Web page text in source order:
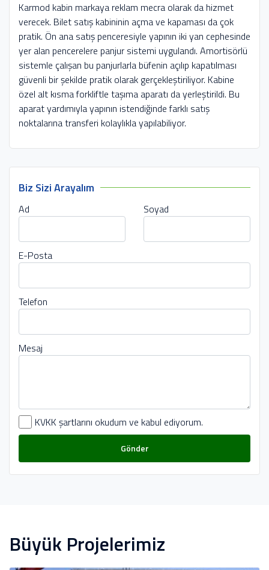
Karmod kabin markaya reklam mecra olarak da hizmet
verecek. Bilet satış kabininin açma ve kapaması da çok
pratik. Ön ana satış penceresiyle yapının iki yan cephesinde
yer alan pencerelere panjur sistemi uygulandı. Amortisörlü
sistemle çalışan bu panjurlarla büfenin açılıp kapatılması
güvenli bir şekilde pratik olarak gerçekleştiriliyor. Kabine
özel alt kısma forkliftle taşıma aparatı da yerleştirildi. Bu
aparat yardımıyla yapının istendiğinde farklı satış
noktalarına transferi kolaylıkla yapılabiliyor.
Biz Sizi Arayalım
Ad Soyad
E-Posta
Telefon
Mesaj
KVKK şartlarını okudum ve kabul ediyorum.